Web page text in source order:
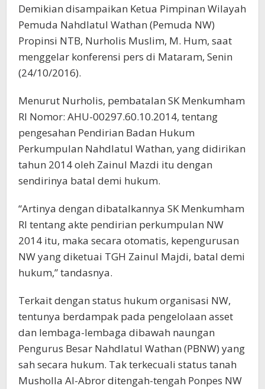
Demikian disampaikan Ketua Pimpinan Wilayah
Pemuda Nahdlatul Wathan (Pemuda NW)
Propinsi NTB, Nurholis Muslim, M. Hum, saat
menggelar konferensi pers di Mataram, Senin
(24/10/2016).
Menurut Nurholis, pembatalan SK Menkumham
RI Nomor: AHU-00297.60.10.2014, tentang
pengesahan Pendirian Badan Hukum
Perkumpulan Nahdlatul Wathan, yang didirikan
tahun 2014 oleh Zainul Mazdi itu dengan
sendirinya batal demi hukum.
“Artinya dengan dibatalkannya SK Menkumham
RI tentang akte pendirian perkumpulan NW
2014 itu, maka secara otomatis, kepengurusan
NW yang diketuai TGH Zainul Majdi, batal demi
hukum,” tandasnya.
Terkait dengan status hukum organisasi NW,
tentunya berdampak pada pengelolaan asset
dan lembaga-lembaga dibawah naungan
Pengurus Besar Nahdlatul Wathan (PBNW) yang
sah secara hukum. Tak terkecuali status tanah
Musholla Al-Abror ditengah-tengah Ponpes NW